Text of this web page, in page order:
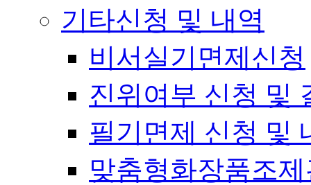
기타신청 및 내역
비서실기면제신청
진위여부 신청 및
필기면제 신청 및
맞춤형화장품조